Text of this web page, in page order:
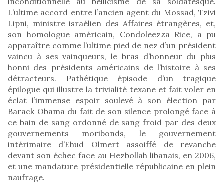
L’ultime accord entre l’ancien agent du Mossad, Tzivi
Lipni, ministre israélien des Affaires étrangères, et,
son homologue américain, Condoleezza Rice, a pu
apparaître comme l’ultime pied de nez d’un président
vaincu à ses vainqueurs, le bras d’honneur du plus
honni des présidents américains de l’histoire à ses
détracteurs. Pathétique épisode d’un tragique
épilogue qui illustre la trivialité texane et fait voler en
éclat l’immense espoir soulevé à son élection par
Barack Obama du fait de son silence prolongé face à
ce bain de sang ordonné de sang froid par des deux
gouvernements moribonds, le gouvernement
intérimaire d’Ehud Olmert assoiffé de revanche
devant son échec face au Hezbollah libanais, en 2006,
et une mandature présidentielle républicaine en plein
naufrage.